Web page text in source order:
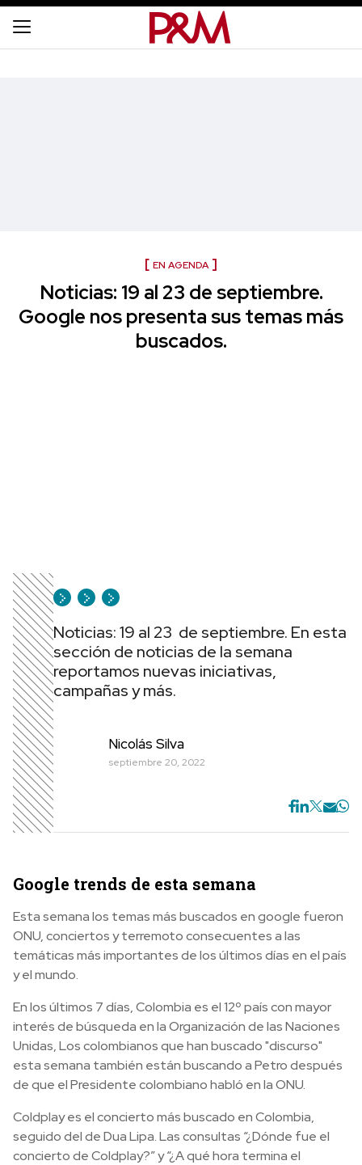
EN AGENDA
Noticias: 19 al 23 de septiembre.
Google nos presenta sus temas más
buscados.
Noticias: 19 al 23 de septiembre. En esta
sección de noticias de la semana
reportamos nuevas iniciativas,
campañas y más.
Nicolás Silva
septiembre 20, 2022
Google trends de esta semana
Esta semana los temas más buscados en google fueron
ONU, conciertos y terremoto consecuentes a las
temáticas más importantes de los últimos días en el país
y el mundo.
En los últimos 7 días, Colombia es el 12º país con mayor
interés de búsqueda en la Organización de las Naciones
Unidas, Los colombianos que han buscado "discurso"
esta semana también están buscando a Petro después
de que el Presidente colombiano habló en la ONU.
Coldplay es el concierto más buscado en Colombia,
seguido del de Dua Lipa. Las consultas “¿Dónde fue el
concierto de Coldplay?” y “¿A qué hora termina el